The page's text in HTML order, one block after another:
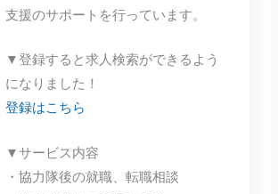
支援のサポートを行っています。
▼登録すると求人検索ができるよう
になりました！
登録はこちら
▼サービス内容
・協力隊後の就職、転職相談